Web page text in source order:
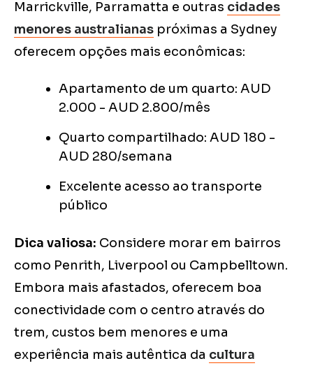
Marrickville, Parramatta e outras cidades
menores australianas próximas a Sydney
oferecem opções mais econômicas:
Apartamento de um quarto: AUD
2.000 - AUD 2.800/mês
Quarto compartilhado: AUD 180 -
AUD 280/semana
Excelente acesso ao transporte
público
Dica valiosa: Considere morar em bairros
como Penrith, Liverpool ou Campbelltown.
Embora mais afastados, oferecem boa
conectividade com o centro através do
trem, custos bem menores e uma
experiência mais autêntica da cultura